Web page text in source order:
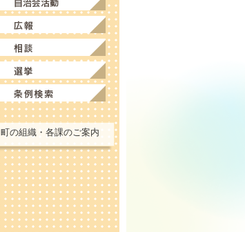
町の組織・各課のご案内